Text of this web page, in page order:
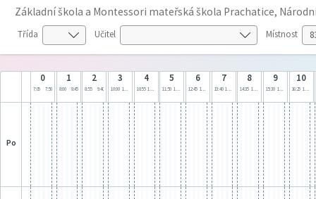
Základní škola a Montessori mateřská škola Prachatice,
Třída Učitel Místnost
0
7:05 7:50
1
8:00 8:45
2
8:55 9:40
3
10:00 10:45
4
10:55 11:40
5
11:50 12:35
6
12:45 13:30
7
13:40 14:25
8
14:35 15:20
9
15:30 16:15
10
16:25 17:10
po